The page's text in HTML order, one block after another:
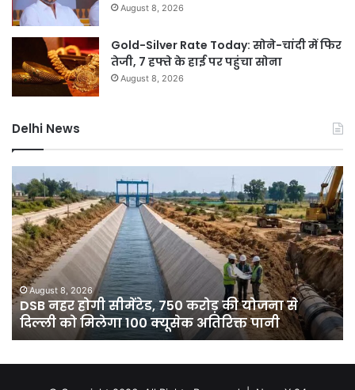
August 8, 2026
Gold-Silver Rate Today: सोने-चांदी में फिर
तेजी, 7 हफ्ते के हाई पर पहुंचा सोना
August 8, 2026
Delhi News
नहर
होगी
सीमेंटेड,
750
करोड़
की
योजना
से
दिल्ली
को
August 8, 2026
DSB नहर होगी सीमेंटेड, 750 करोड़ की योजना से
दिल्ली को मिलेगा 100 क्यूसेक अतिरिक्त पानी
में
ने
15
का
7